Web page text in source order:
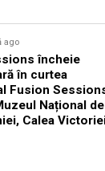
ago
încheie
în curtea
Fusion
Național de
Calea